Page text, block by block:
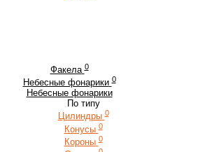
Факела 0
Небесные фонарики 0
Небесные фонарики
По типу
Цилиндры 0
Конусы 0
Короны 0